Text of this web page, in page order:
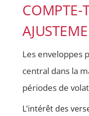
COMPTE-
Les enveloppes
central dans la
périodes de
L’intérêt des